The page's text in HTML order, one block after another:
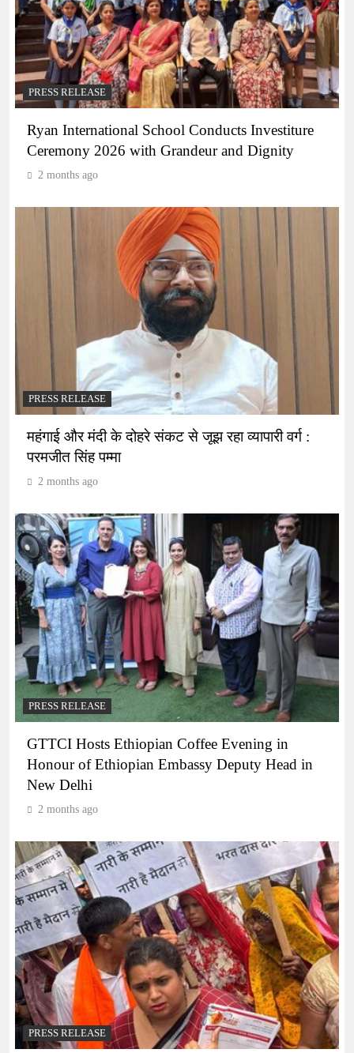
PRESS RELEASE
Ryan International School Conducts Investiture
Ceremony 2026 with Grandeur and Dignity
2 months ago
PRESS RELEASE
महंगाई और मंदी के दोहरे संकट से जूझ रहा व्यापारी वर्ग :
परमजीत सिंह पम्मा
2 months ago
PRESS RELEASE
GTTCI Hosts Ethiopian Coffee Evening in
Honour of Ethiopian Embassy Deputy Head in
New Delhi
2 months ago
PRESS RELEASE